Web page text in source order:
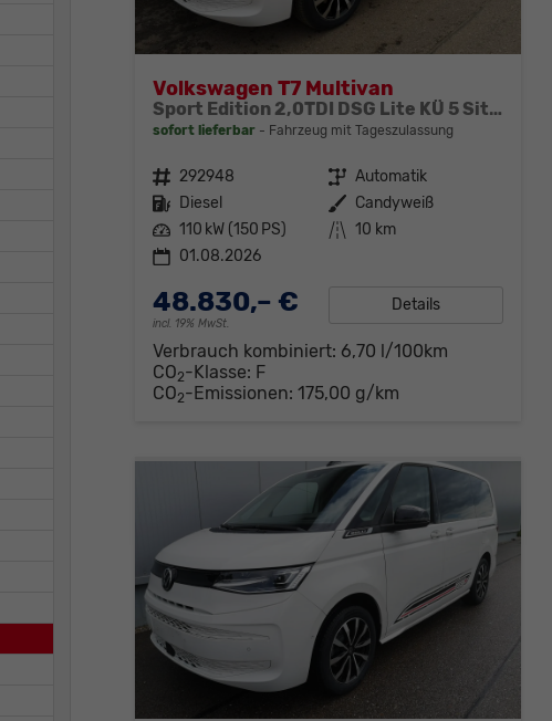
Volkswagen T7 Multivan
Sport Edition 2,0TDI DSG Lite KÜ 5 Sitzer
sofort lieferbar Fahrzeug mit Tageszulassung
Fahrzeugnr. 292948 Getriebe Automatik
Kraftstoff Diesel Außenfarbe Candyweiß
Leistung 110 kW (150 PS) Kilometerstand 10 km
01.08.2026
48.830,– €
incl. 19% MwSt.
Details
Verbrauch kombiniert: 6,70 l/100km
CO2-Klasse: F
CO2-Emissionen: 175,00 g/km